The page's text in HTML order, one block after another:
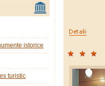
istorice
turistic